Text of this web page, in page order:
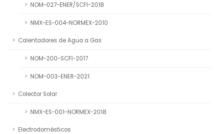
NOM-027-ENER/SCFI-2018
NMX-ES-004-NORMEX-2010
Calentadores de Agua a Gas
NOM-200-SCFI-2017
NOM-003-ENER-2021
Colector Solar
NMX-ES-001-NORMEX-2018
Electrodomésticos